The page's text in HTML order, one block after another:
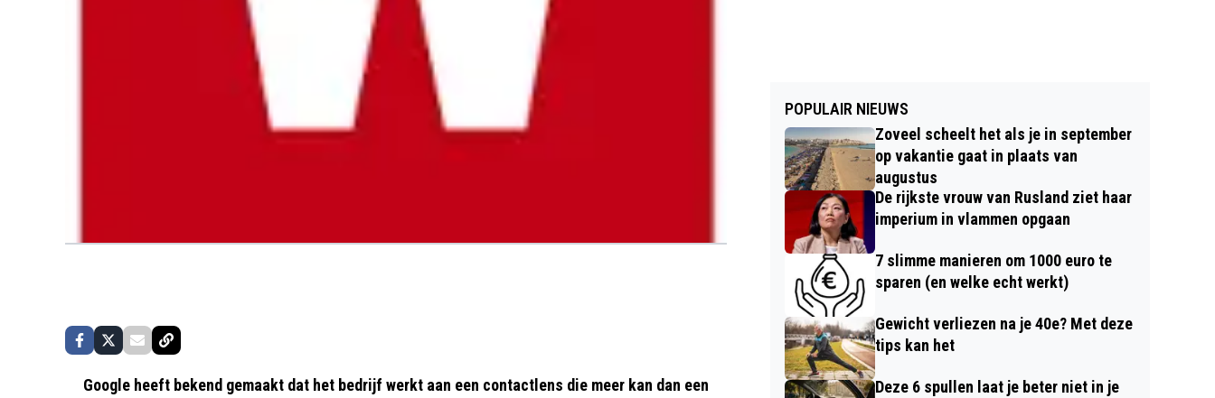
Google heeft bekend gemaakt dat het bedrijf werkt aan een contactlens die meer kan dan een
POPULAIR NIEUWS
Zoveel scheelt het als je in september
op vakantie gaat in plaats van
augustus
De rijkste vrouw van Rusland ziet haar
imperium in vlammen opgaan
7 slimme manieren om 1000 euro te
sparen (en welke echt werkt)
Gewicht verliezen na je 40e? Met deze
tips kan het
Deze 6 spullen laat je beter niet in je